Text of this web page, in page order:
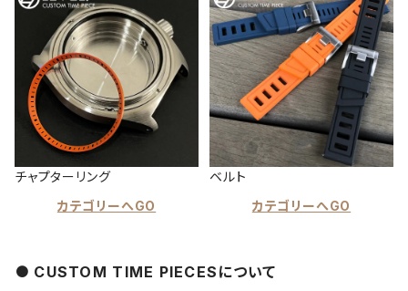
チャプターリング
カテゴリーへGO
ベルト
カテゴリーへGO
CUSTOM TIME PIECESについて